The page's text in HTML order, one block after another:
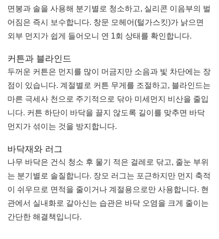
면봉과 솔을 사용해 분기별로 청소하고, 실리콘 이음부의 벌
어짐은 즉시 보수합니다. 창문 모헤어(털가스킷)가 낡으면
외부 먼지가 쉽게 들어오니 연 1회 상태를 확인합니다.
커튼과 블라인드
두꺼운 커튼은 먼지를 많이 머금지만 소음과 빛 차단에는 장
점이 있습니다. 계절별로 커튼 무게를 조절하고, 블라인드는
마른 극세사 천으로 주기적으로 닦아 미세먼지 비산을 줄입
니다. 커튼 하단이 바닥을 끌지 않도록 길이를 맞추면 바닥
먼지가 섞이는 것을 방지합니다.
바닥재와 러그
나무 바닥은 건식 청소 후 물기 적은 걸레로 닦고, 줄눈 부위
는 분기별로 솔질합니다. 장모 러그는 포근하지만 먼지 축적
이 쉬우므로 면적을 줄이거나 계절용으로만 사용합니다. 현
관에서 실내화로 갈아신는 습관은 바닥 오염을 크게 줄이는
간단한 해결책입니다.